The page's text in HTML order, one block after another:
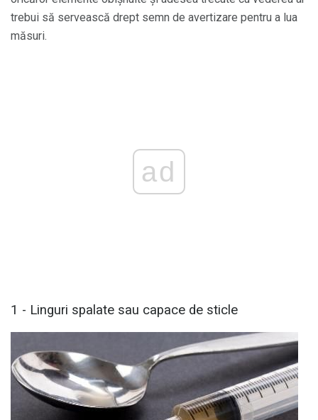
trebui să servească drept semn de avertizare pentru a lua
măsuri.
ad
1 - Linguri spalate sau capace de sticle